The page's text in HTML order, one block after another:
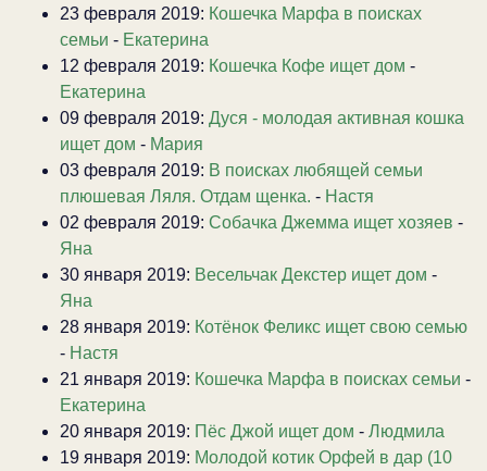
23 февраля 2019: Кошечка Марфа в поисках
семьи - Екатерина
12 февраля 2019: Кошечка Кофе ищет дом -
Екатерина
09 февраля 2019: Дуся - молодая активная кошка
ищет дом - Мария
03 февраля 2019: В поисках любящей семьи
плюшевая Ляля. Отдам щенка. - Настя
02 февраля 2019: Собачка Джемма ищет хозяев -
Яна
30 января 2019: Весельчак Декстер ищет дом -
Яна
28 января 2019: Котёнок Феликс ищет свою семью
- Настя
21 января 2019: Кошечка Марфа в поисках семьи -
Екатерина
20 января 2019: Пёс Джой ищет дом - Людмила
19 января 2019: Молодой котик Орфей в дар (10